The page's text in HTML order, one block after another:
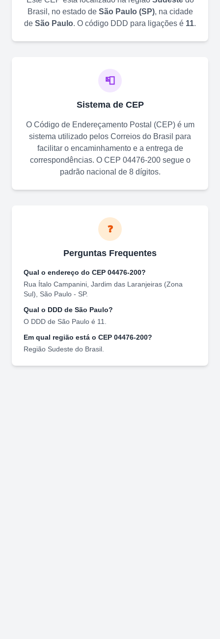
Brasil, no estado de São Paulo(SP), na cidade
de São Paulo. O código DDD para ligações é 11.
📮
Sistema de CEP
O Código de Endereçamento Postal (CEP) é um
sistema utilizado pelos Correios do Brasil para
facilitar o encaminhamento e a entrega de
correspondências. O CEP 04476-200segue o
padrão nacional de 8 dígitos.
❓
Perguntas Frequentes
Qual o endereço do CEP 04476-200?
Rua Ítalo Campanini Jardim das Laranjeiras (Zona
Sul)
São Paulo - SP.
Qual o DDD de São Paulo?
O DDD de São Paulo é 11
Em qual região está o CEP 04476-200?
Região Sudeste do Brasil.